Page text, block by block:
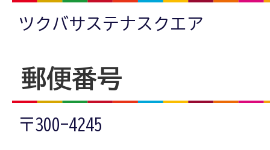
ツクバサステナスクエア
郵便番号
〒300-4245